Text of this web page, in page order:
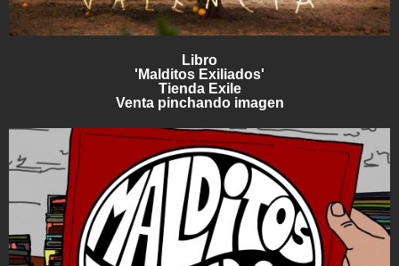
Libro
'Malditos Exiliados'
Tienda Exile
Venta pinchando imagen